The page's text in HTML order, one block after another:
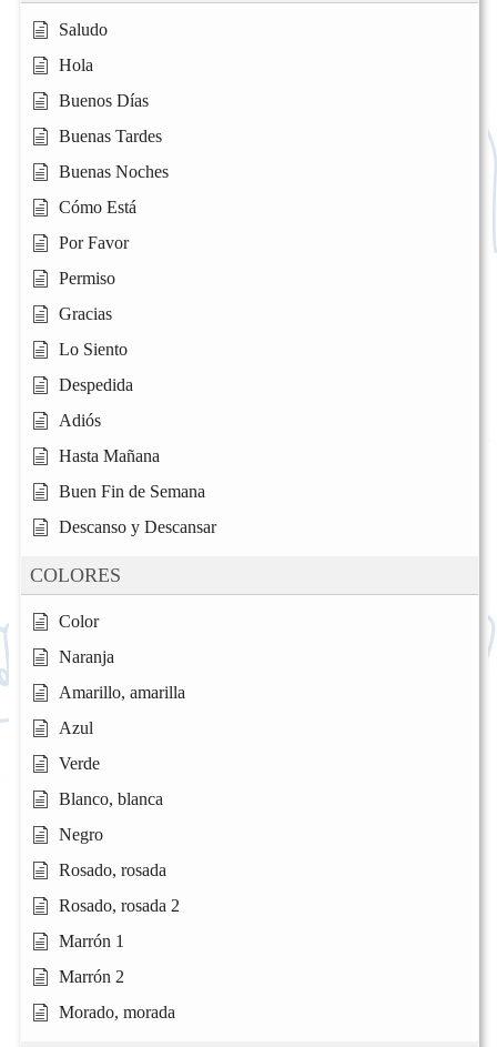
Saludo
Hola
Buenos Días
Buenas Tardes
Buenas Noches
Cómo Está
Por Favor
Permiso
Gracias
Lo Siento
Despedida
Adiós
Hasta Mañana
Buen Fin de Semana
Descanso y Descansar
COLORES
Color
Naranja
Amarillo, amarilla
Azul
Verde
Blanco, blanca
Negro
Rosado, rosada
Rosado, rosada 2
Marrón 1
Marrón 2
Morado, morada